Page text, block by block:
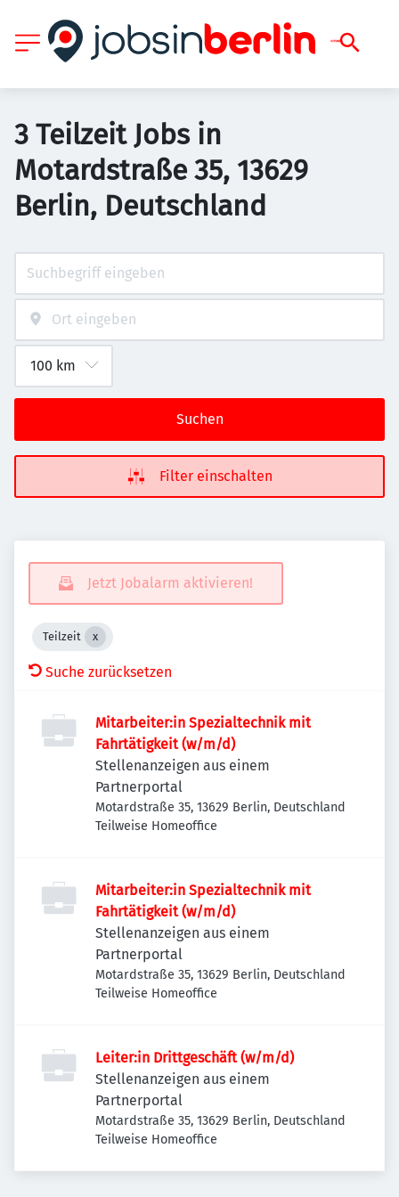
3 Teilzeit Jobs in
Motardstraße 35, 13629
Berlin, Deutschland
Suchen
Filter einschalten
Jetzt Jobalarm aktivieren!
Teilzeit
Suche zurücksetzen
Mitarbeiter:in Spezialtechnik mit
Fahrtätigkeit (w/m/d)
Stellenanzeigen aus einem
Partnerportal
Motardstraße 35, 13629 Berlin, Deutschland
Teilweise Homeoffice
Mitarbeiter:in Spezialtechnik mit
Fahrtätigkeit (w/m/d)
Stellenanzeigen aus einem
Partnerportal
Motardstraße 35, 13629 Berlin, Deutschland
Teilweise Homeoffice
Leiter:in Drittgeschäft (w/m/d)
Stellenanzeigen aus einem
Partnerportal
Motardstraße 35, 13629 Berlin, Deutschland
Teilweise Homeoffice